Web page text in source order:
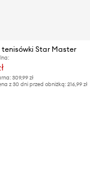
Star Master
309,99 zł
z 30 dni przed obniżką:216,99 zł